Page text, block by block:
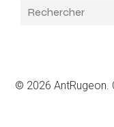
© 2026 AntRugeon.